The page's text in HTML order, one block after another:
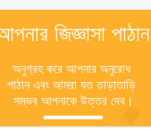
জিজ্ঞাসা পাঠান
অনুগ্রহ করে আপনার অনুরোধ
পাঠান এবং আমরা যত তাড়াতাড়ি
সম্ভব আপনাকে উত্তর দেব।